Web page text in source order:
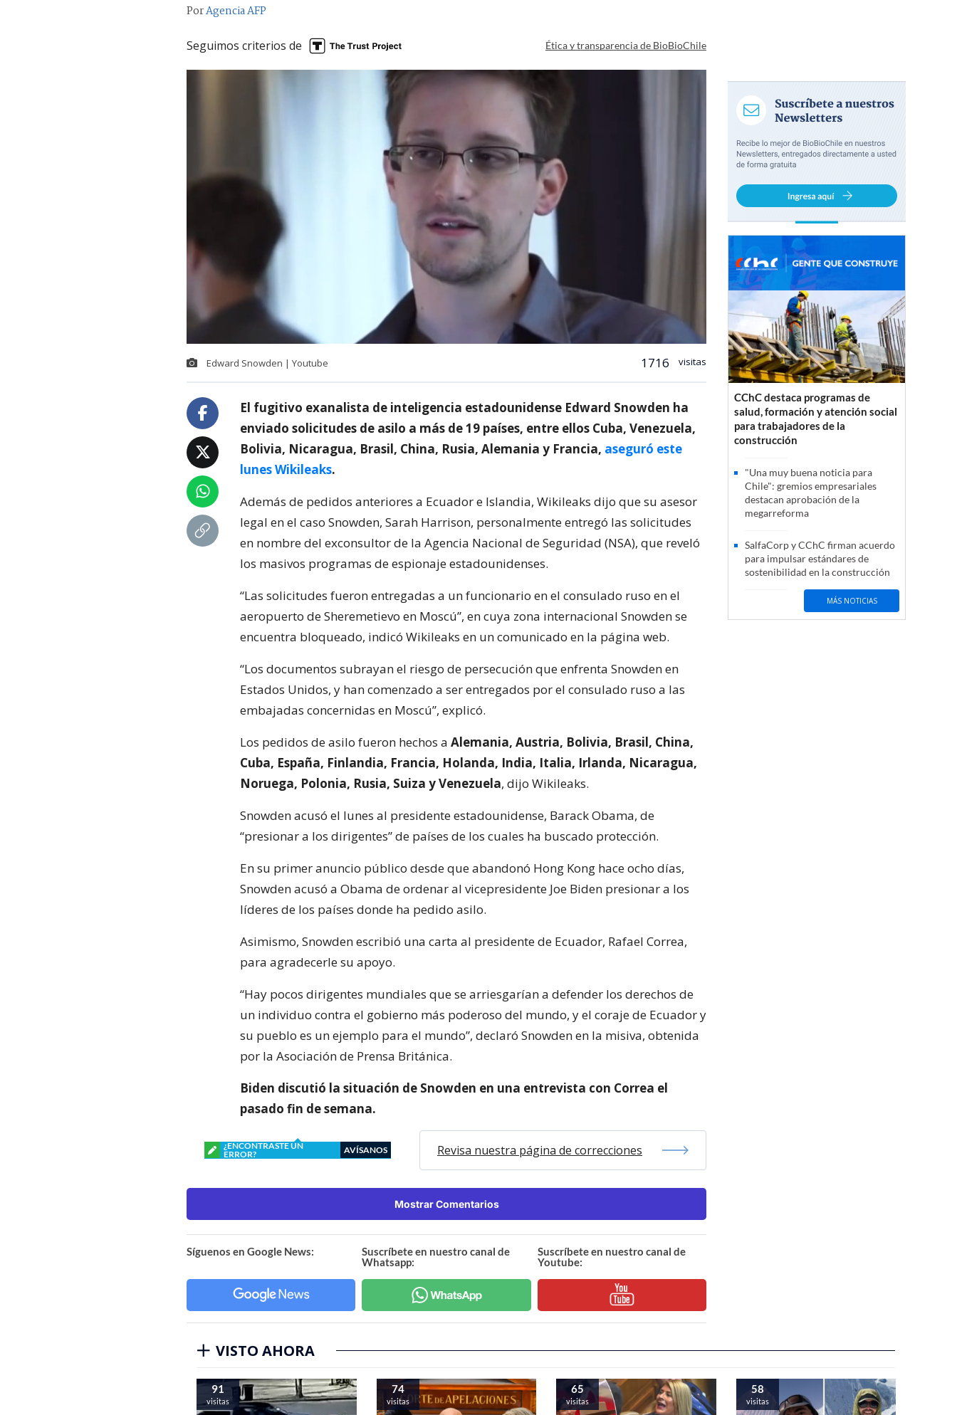
PorAgencia AFP
Seguimos criterios de Ética y transparencia de BioBioChile
Edward Snowden | Youtube 1716 visitas
El fugitivo exanalista de inteligencia estadounidense Edward Snowden ha
enviado solicitudes de asilo a más de 19 países, entre ellos Cuba, Venezuela,
Bolivia, Nicaragua, Brasil, China, Rusia, Alemania y Francia, aseguró este
lunes Wikileaks.
Además de pedidos anteriores a Ecuador e Islandia, Wikileaks dijo que su asesor
legal en el caso Snowden, Sarah Harrison, personalmente entregó las solicitudes
en nombre del exconsultor de la Agencia Nacional de Seguridad (NSA), que reveló
los masivos programas de espionaje estadounidenses.
“Las solicitudes fueron entregadas a un funcionario en el consulado ruso en el
aeropuerto de Sheremetievo en Moscú”, en cuya zona internacional Snowden se
encuentra bloqueado, indicó Wikileaks en un comunicado en la página web.
“Los documentos subrayan el riesgo de persecución que enfrenta Snowden en
Estados Unidos, y han comenzado a ser entregados por el consulado ruso a las
embajadas concernidas en Moscú”, explicó.
Los pedidos de asilo fueron hechos a Alemania, Austria, Bolivia, Brasil, China,
Cuba, España, Finlandia, Francia, Holanda, India, Italia, Irlanda, Nicaragua,
Noruega, Polonia, Rusia, Suiza y Venezuela, dijo Wikileaks.
Snowden acusó el lunes al presidente estadounidense, Barack Obama, de
“presionar a los dirigentes” de países de los cuales ha buscado protección.
En su primer anuncio público desde que abandonó Hong Kong hace ocho días,
Snowden acusó a Obama de ordenar al vicepresidente Joe Biden presionar a los
líderes de los países donde ha pedido asilo.
Asimismo, Snowden escribió una carta al presidente de Ecuador, Rafael Correa,
para agradecerle su apoyo.
“Hay pocos dirigentes mundiales que se arriesgarían a defender los derechos de
un individuo contra el gobierno más poderoso del mundo, y el coraje de Ecuador y
su pueblo es un ejemplo para el mundo”, declaró Snowden en la misiva, obtenida
por la Asociación de Prensa Británica.
Biden discutió la situación de Snowden en una entrevista con Correa el
pasado fin de semana.
¿ENCONTRASTE UN
ERROR?
AVÍSANOS Revisa nuestra página de correcciones
Mostrar Comentarios
Síguenos en Google News:
Suscríbete en nuestro canal de
Whatsapp:
Suscríbete en nuestro canal de
Youtube:
CChC destaca programas de
salud, formación y atención social
para trabajadores de la
construcción
"Una muy buena noticia para
Chile": gremios empresariales
destacan aprobación de la
megarreforma
SalfaCorp y CChC firman acuerdo
para impulsar estándares de
sostenibilidad en la construcción
MÁS NOTICIAS
VISTO AHORA
91
visitas
74
visitas
65
visitas
58
visitas